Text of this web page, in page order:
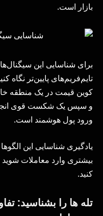
بازار است.
برای شناسایی این
تایم‌فریم‌های پایین‌تر نگاه
کوین قیمت در یک منطقه
و سپس یک شکست قوی انجام
ورود پول هوشمند است.
یادگیری شناسایی این
بیشتری وارد معاملات
کنید.
تله ها را بشناسید: